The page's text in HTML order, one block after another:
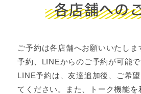
各店舗への
ご予約は各店舗へお願いいたし
予約、LINEからのご予約が可能で
LINE予約は、友達追加後、ご希
てください。また、トーク機能